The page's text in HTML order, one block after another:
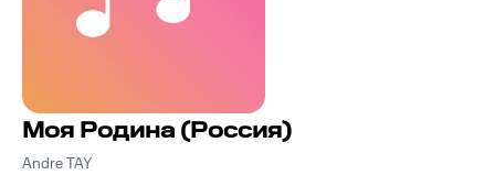
Моя Родина (Россия)
Andre TAY